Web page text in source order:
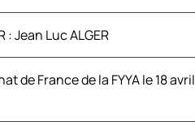
: Jean Luc ALGER
de France de la FYYA le 18 avril